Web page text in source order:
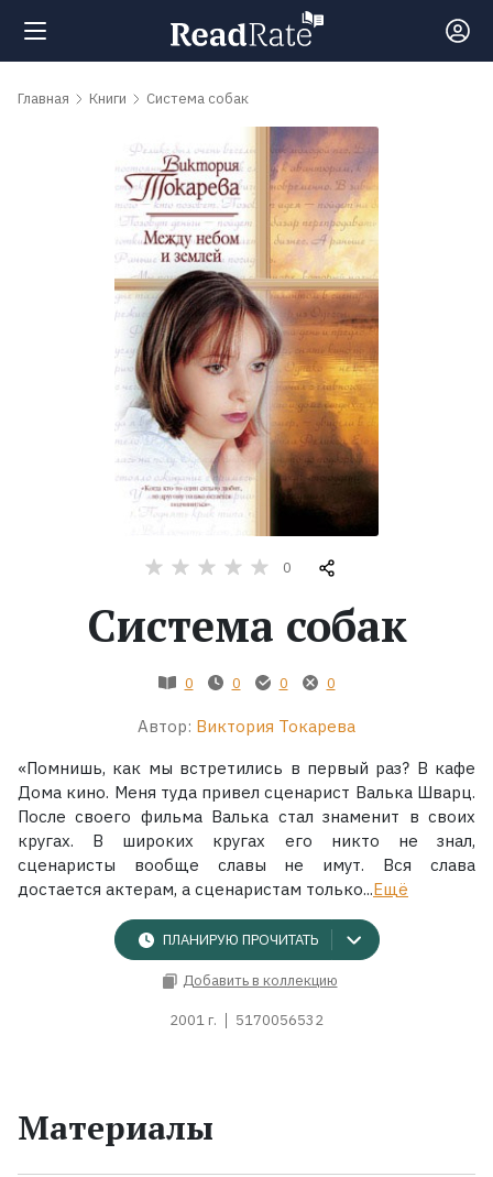
Поиск
Рейтинги
обсуждаемые
Главная Книги Система собак
0
Система собак
0 0 0 0
Автор: Виктория Токарева
«Помнишь, как мы встретились в первый раз? В кафе
Дома кино. Меня туда привел сценарист Валька Шварц.
После своего фильма Валька стал знаменит в своих
кругах. В широких кругах его никто не знал,
сценаристы вообще славы не имут. Вся слава
достается актерам, а сценаристам только...Ещё
ПЛАНИРУЮ ПРОЧИТАТЬ
Добавить в коллекцию
2001 г. 5170056532
Материалы